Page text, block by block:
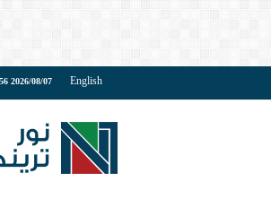
English 2026/08/07 3:56 مساءً ، الإمارات العربية